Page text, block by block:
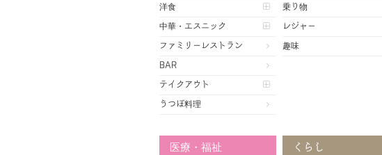
洋食
中華・エスニック
ファミリーレストラン
BAR
テイクアウト
うつぼ料理
乗り物
レジャー
趣味
医療・福祉 くらし